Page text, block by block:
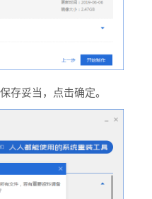
存妥当，点击确定。